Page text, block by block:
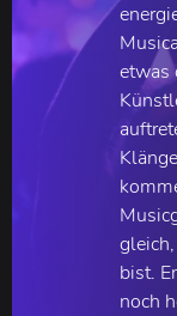
etwas
bist.
noch